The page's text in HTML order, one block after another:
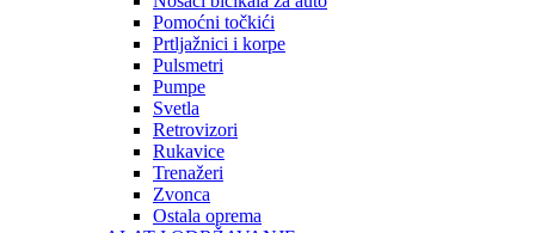
Pomoćni točkići
Prtljažnici i korpe
Pulsmetri
Pumpe
Svetla
Retrovizori
Rukavice
Trenažeri
Zvonca
Ostala oprema